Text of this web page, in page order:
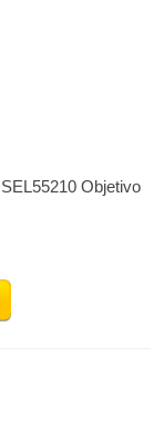
Objetivo